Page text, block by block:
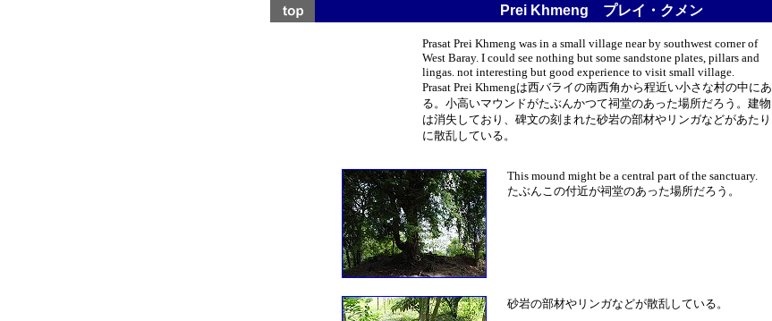
Prei Khmeng プレイ・クメン
Prasat Prei Khmeng was in a small village near by southwest corner of
West Baray. I could see nothing but some sandstone plates, pillars and
lingas. not interesting but good experience to visit small village.
Prasat Prei Khmengは西バライの南西角から程近い小さな村の中にあ
る。小高いマウンドがたぶんかつて祠堂のあった場所だろう。建物
は消失しており、碑文の刻まれた砂岩の部材やリンガなどがあたり
に散乱している。
This mound might be a central part of the sanctuary.
たぶんこの付近が祠堂のあった場所だろう。
砂岩の部材やリンガなどが散乱している。